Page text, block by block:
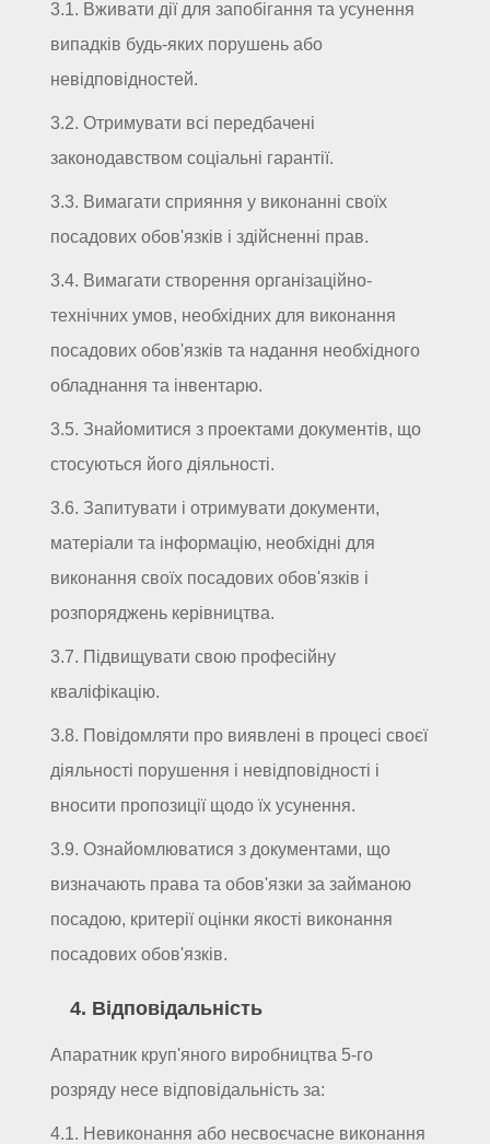
3.1. Вживати дії для запобігання та усунення
випадків будь-яких порушень або
невідповідностей.
3.2. Отримувати всі передбачені
законодавством соціальні гарантії.
3.3. Вимагати сприяння у виконанні своїх
посадових обов'язків і здійсненні прав.
3.4. Вимагати створення організаційно-
технічних умов, необхідних для виконання
посадових обов'язків та надання необхідного
обладнання та інвентарю.
3.5. Знайомитися з проектами документів, що
стосуються його діяльності.
3.6. Запитувати і отримувати документи,
матеріали та інформацію, необхідні для
виконання своїх посадових обов'язків і
розпоряджень керівництва.
3.7. Підвищувати свою професійну
кваліфікацію.
3.8. Повідомляти про виявлені в процесі своєї
діяльності порушення і невідповідності і
вносити пропозиції щодо їх усунення.
3.9. Ознайомлюватися з документами, що
визначають права та обов'язки за займаною
посадою, критерії оцінки якості виконання
посадових обов'язків.
4. Відповідальність
Апаратник круп'яного виробництва 5-го
розряду несе відповідальність за:
4.1. Невиконання або несвоєчасне виконання